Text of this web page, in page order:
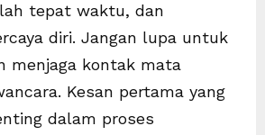
tepat waktu, dan
diri. Jangan lupa untuk
menjaga kontak mata
Kesan pertama yang
dalam proses